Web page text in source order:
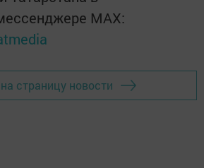
MАХ:
страницу новости